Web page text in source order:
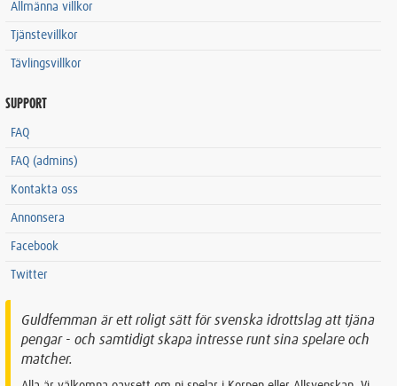
Allmänna villkor
Tjänstevillkor
Tävlingsvillkor
SUPPORT
FAQ
FAQ (admins)
Kontakta oss
Annonsera
Facebook
Twitter
Guldfemman är ett roligt sätt för svenska idrottslag att tjäna
pengar - och samtidigt skapa intresse runt sina spelare och
matcher.